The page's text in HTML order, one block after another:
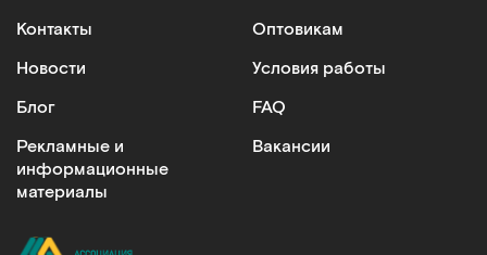
560
Контакты
Новости
Блог
Рекламные и
информационные
материалы
Оптовикам
Условия работы
FAQ
Вакансии